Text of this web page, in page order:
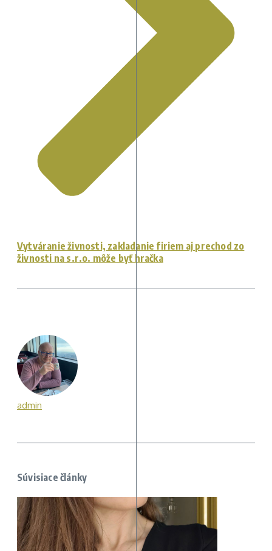
Vytváranie živnosti, zakladanie firiem aj prechod zo
živnosti na s.r.o. môže byť hračka
admin
Súvisiace články